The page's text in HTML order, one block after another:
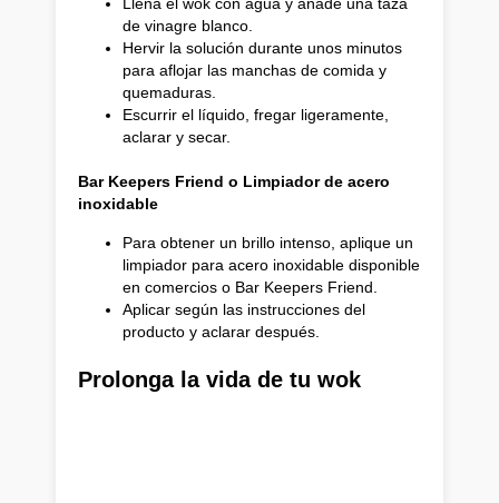
de vinagre blanco.
Hervir la solución durante unos minutos
para aflojar las manchas de comida y
quemaduras.
Escurrir el líquido, fregar ligeramente,
aclarar y secar.
Bar Keepers Friend o Limpiador de acero
inoxidable
Para obtener un brillo intenso, aplique un
limpiador para acero inoxidable disponible
en comercios o Bar Keepers Friend.
Aplicar según las instrucciones del
producto y aclarar después.
Prolonga la vida de tu wok